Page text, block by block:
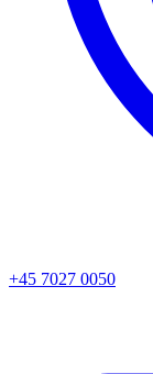
+45 7027 0050